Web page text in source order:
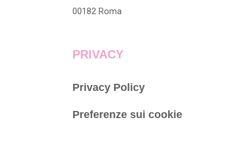
00182 Roma
PRIVACY
Privacy Policy
Preferenze sui cookie